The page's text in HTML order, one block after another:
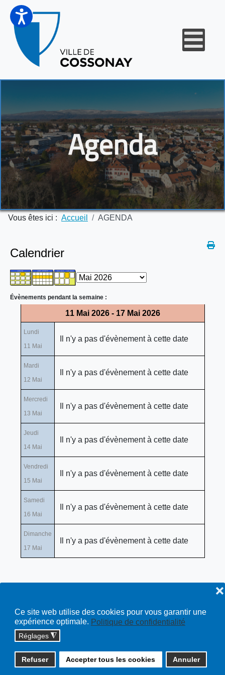
Ce site web utilise des cookies pour vous garantir une
expérience optimale. Politique de confidentialité
Réglages ◮
Refuser Accepter tous les cookies Annuler
❌
Agenda
Vous êtes ici : Accueil AGENDA
Calendrier
Évènements pendant la semaine :
11 Mai 2026 - 17 Mai 2026
Lundi
11 Mai
Il n'y a pas d'évènement à cette date
Mardi
12 Mai
Il n'y a pas d'évènement à cette date
Mercredi
13 Mai
Il n'y a pas d'évènement à cette date
Jeudi
14 Mai
Il n'y a pas d'évènement à cette date
Vendredi
15 Mai
Il n'y a pas d'évènement à cette date
Samedi
16 Mai
Il n'y a pas d'évènement à cette date
Dimanche
17 Mai
Il n'y a pas d'évènement à cette date
Copyright © 2026 cossonay.ch - tous droits réservés | site :
solutions informatiques